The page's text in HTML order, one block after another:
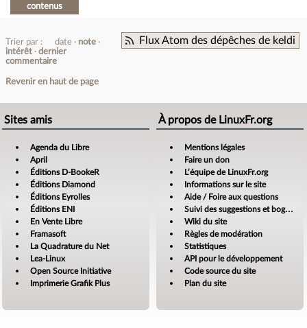
contenus
Flux Atom des dépêches de keldi
Trier par : date
note
intérêt
dernier
commentaire
Revenir en haut de page
Sites amis
Agenda du Libre
April
Éditions D-BookeR
Éditions Diamond
Éditions Eyrolles
Éditions ENI
En Vente Libre
Framasoft
La Quadrature du Net
Lea-Linux
Open Source Initiative
Imprimerie Grafik Plus
À propos de LinuxFr.org
Mentions légales
Faire un don
L’équipe de LinuxFr.org
Informations sur le site
Aide / Foire aux questions
Suivi des suggestions et bogues
Wiki du site
Règles de modération
Statistiques
API pour le développement
Code source du site
Plan du site